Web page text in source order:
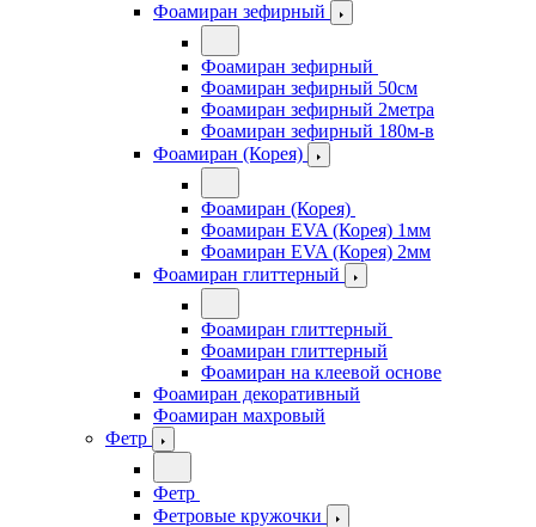
Фоамиран зефирный
Фоамиран зефирный
Фоамиран зефирный 50см
Фоамиран зефирный 2метра
Фоамиран зефирный 180м-в
Фоамиран (Корея)
Фоамиран (Корея)
Фоамиран EVA (Корея) 1мм
Фоамиран EVA (Корея) 2мм
Фоамиран глиттерный
Фоамиран глиттерный
Фоамиран глиттерный
Фоамиран на клеевой основе
Фоамиран декоративный
Фоамиран махровый
Фетр
Фетр
Фетровые кружочки